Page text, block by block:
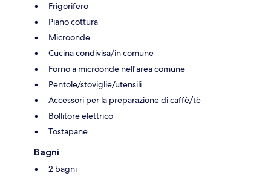
Frigorifero
Piano cottura
Microonde
Cucina condivisa/in comune
Forno a microonde nell'area comune
Pentole/stoviglie/utensili
Accessori per la preparazione di caffè/tè
Bollitore elettrico
Tostapane
Bagni
2 bagni